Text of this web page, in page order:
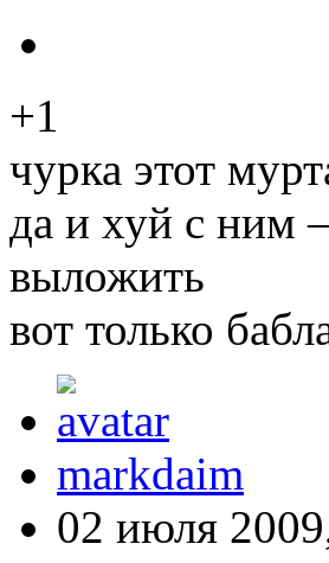
+1
чурка этот
да и хуй с ним
выложить
вот только
markdaim
02 июля